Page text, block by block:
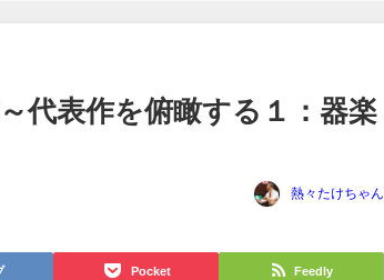
代表作を俯瞰する１：器楽
熱々たけちゃん
Pocket Feedly